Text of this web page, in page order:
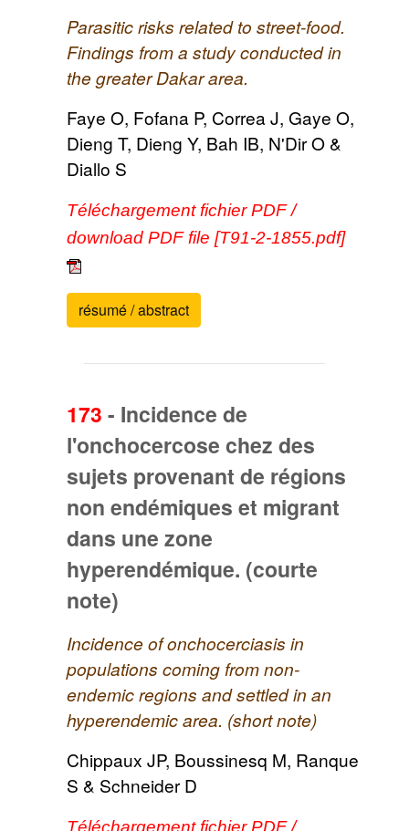
Parasitic risks related to street-food.
Findings from a study conducted in
the greater Dakar area.
Faye O, Fofana P, Correa J, Gaye O,
Dieng T, Dieng Y, Bah IB, N'Dir O &
Diallo S
Téléchargement fichier PDF /
download PDF file [T91-2-1855.pdf]
résumé / abstract
173 - Incidence de
l'onchocercose chez des
sujets provenant de régions
non endémiques et migrant
dans une zone
hyperendémique. (courte
note)
Incidence of onchocerciasis in
populations coming from non-
endemic regions and settled in an
hyperendemic area. (short note)
Chippaux JP, Boussinesq M, Ranque
S & Schneider D
Téléchargement fichier PDF /